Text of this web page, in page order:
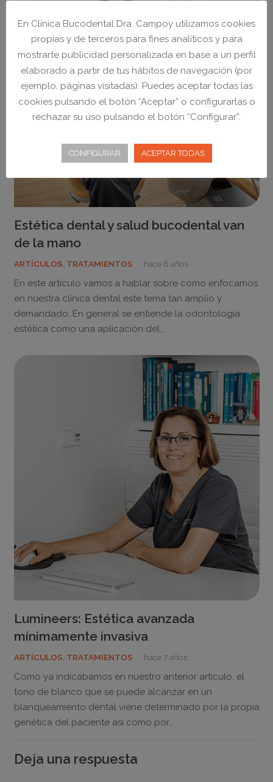
Estética dental y salud bucodental van
de la mano
ARTÍCULOS TRATAMIENTOS hace 8 años
En este artículo vamos a hablar sobre cómo enfocamos
en nuestra clínica dental este tema tan amplio y
demandado. En general se entiende la odontología
estética como una aplicación del…
Lumineers: Estética avanzada
mínimamente invasiva
ARTÍCULOS TRATAMIENTOS hace 7 años
Como ya indicábamos en nuestro anterior artículo, el
tono de blanco que se puede alcanzar en un
blanqueamiento dental viene determinado por la propia
genética del paciente así como por…
Deja una respuesta
En Clínica Bucodental Dra. Campoy utilizamos cookies
propias y de terceros para fines analíticos y para
mostrarte publicidad personalizada en base a un perfil
elaborado a partir de tus hábitos de navegación (por
ejemplo, páginas visitadas). Puedes aceptar todas las
cookies pulsando el botón “Aceptar” o configurarlas o
rechazar su uso pulsando el botón “Configurar”.
CONFIGURAR ACEPTAR TODAS